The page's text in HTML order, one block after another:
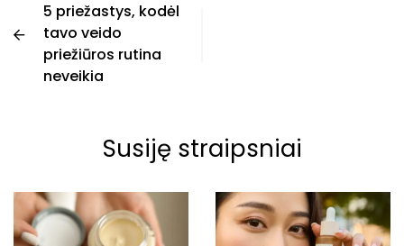
5 priežastys, kodėl
tavo veido
priežiūros rutina
neveikia
Susiję straipsniai